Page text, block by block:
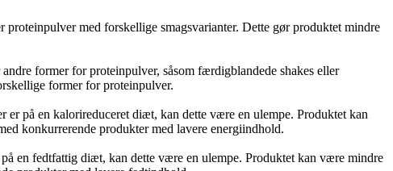
med forskellige smagsvarianter. Dette gør produktet mindre
former for proteinpulver, såsom færdigblandede shakes eller
former for proteinpulver.
på en kalorireduceret diæt, kan dette være en ulempe. Produktet kan
konkurrerende produkter med lavere energiindhold.
en fedtfattig diæt, kan dette være en ulempe. Produktet kan være mindre